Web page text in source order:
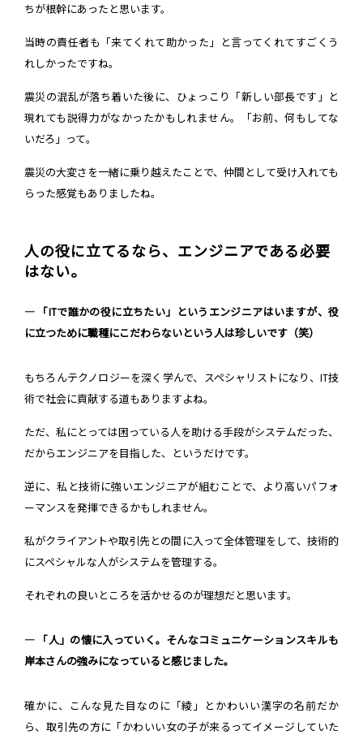
ちが根幹にあったと思います。
当時の責任者も「来てくれて助かった」と言ってくれてすごくう
れしかったですね。
震災の混乱が落ち着いた後に、ひょっこり「新しい部長です」と
現れても説得力がなかったかもしれません。「お前、何もしてな
いだろ」って。
震災の大変さを一緒に乗り越えたことで、仲間として受け入れても
らった感覚もありましたね。
人の役に立てるなら、エンジニアである必要
はない。
― 「ITで誰かの役に立ちたい」というエンジニアはいますが、役
に立つために職種にこだわらないという人は珍しいです（笑）
もちろんテクノロジーを深く学んで、スペシャリストになり、IT技
術で社会に貢献する道もありますよね。
ただ、私にとっては困っている人を助ける手段がシステムだった、
だからエンジニアを目指した、というだけです。
逆に、私と技術に強いエンジニアが組むことで、より高いパフォ
ーマンスを発揮できるかもしれません。
私がクライアントや取引先との間に入って全体管理をして、技術的
にスペシャルな人がシステムを管理する。
それぞれの良いところを活かせるのが理想だと思います。
― 「人」の懐に入っていく。そんなコミュニケーションスキルも
岸本さんの強みになっていると感じました。
確かに、こんな見た目なのに「綾」とかわいい漢字の名前だか
ら、取引先の方に「かわいい女の子が来るってイメージしていた